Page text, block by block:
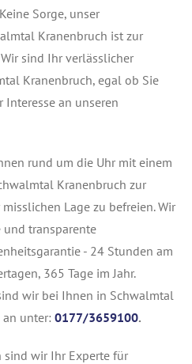
Sorge, unser
Kranenbruch ist zur
sind Ihr verlässlicher
Kranenbruch, egal ob Sie
Interesse an unseren
rund um die Uhr mit einem
Kranenbruch zur
Lage zu befreien. Wir
transparente
- 24 Stunden am
365 Tage im Jahr.
wir bei Ihnen in Schwalmtal
an unter: 0177/3659100.
wir Ihr Experte für